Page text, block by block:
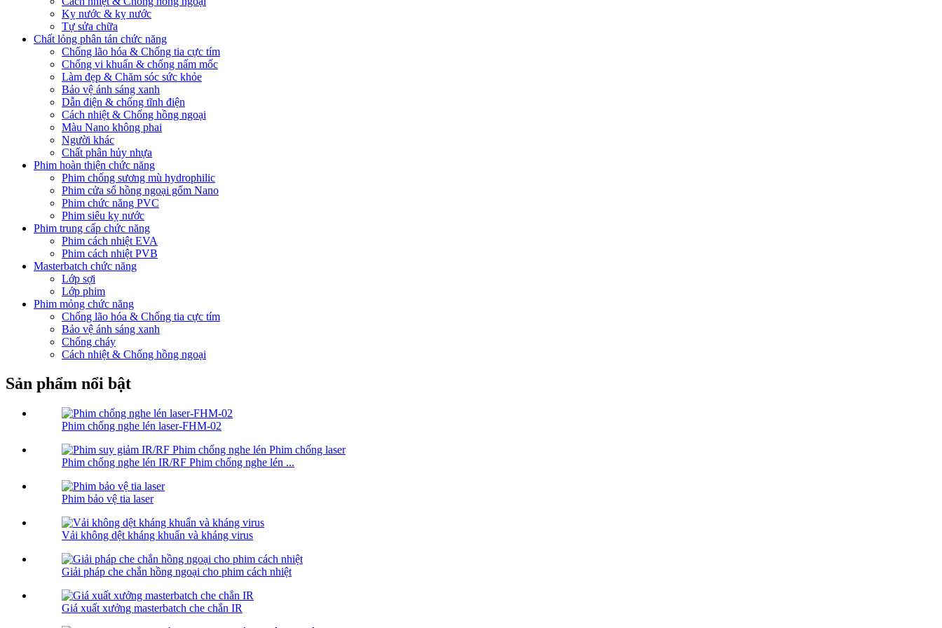
Kỵ nước & kỵ nước
Tự sửa chữa
Chất lỏng phân tán chức năng
Chống lão hóa & Chống tia cực tím
Chống vi khuẩn & chống nấm mốc
Làm đẹp & Chăm sóc sức khỏe
Bảo vệ ánh sáng xanh
Dẫn điện & chống tĩnh điện
Cách nhiệt & Chống hồng ngoại
Màu Nano không phai
Người khác
Chất phân hủy nhựa
Phim hoàn thiện chức năng
Phim chống sương mù hydrophilic
Phim cửa sổ hồng ngoại gốm Nano
Phim chức năng PVC
Phim siêu kỵ nước
Phim trung cấp chức năng
Phim cách nhiệt EVA
Phim cách nhiệt PVB
Masterbatch chức năng
Lớp sợi
Lớp phim
Phim mỏng chức năng
Chống lão hóa & Chống tia cực tím
Bảo vệ ánh sáng xanh
Chống cháy
Cách nhiệt & Chống hồng ngoại
Sản phẩm nổi bật
Phim chống nghe lén laser-FHM-02
Phim chống nghe lén IR/RF Phim chống nghe lén ...
Phim bảo vệ tia laser
Vải không dệt kháng khuẩn và kháng virus
Giải pháp che chắn hồng ngoại cho phim cách nhiệt
Giá xuất xưởng masterbatch che chắn IR